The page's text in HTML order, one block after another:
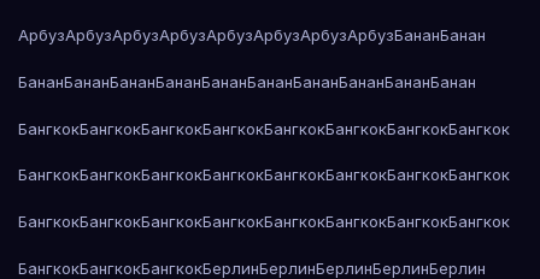
АрбузАрбузАрбузАрбузАрбузАрбузАрбузАрбузБананБанан
БананБананБананБананБананБананБананБананБананБанан
БангкокБангкокБангкокБангкокБангкокБангкокБангкокБангкок
БангкокБангкокБангкокБангкокБангкокБангкокБангкокБангкок
БангкокБангкокБангкокБангкокБангкокБангкокБангкокБангкок
БангкокБангкокБангкокБерлинБерлинБерлинБерлинБерлин